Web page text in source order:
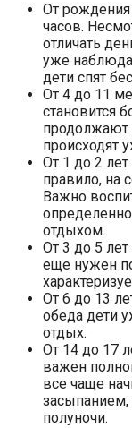
От рождения
часов.
отличать
уже
дети спят
От 4 до 11
становится
продолжают
происходят
От 1 до 2 лет
правило, на
Важно
отдыхом.
От 3 до 5
еще нужен
От 6 до 13
обеда дети
отдых.
От 14 до 17
важен
все чаще
засыпанием,
полуночи.